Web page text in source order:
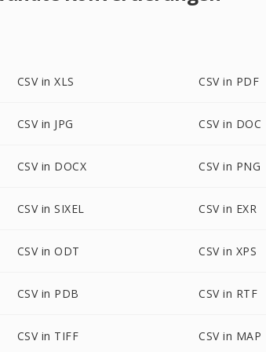
CSV in XLS CSV in PDF
CSV in JPG CSV in DOC
CSV in DOCX CSV in PNG
CSV in SIXEL CSV in EXR
CSV in ODT CSV in XPS
CSV in PDB CSV in RTF
CSV in TIFF CSV in MAP